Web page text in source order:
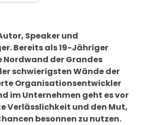
Speaker und
Bereits als 19-Jähriger
Nordwand der Grandes
schwierigsten Wände der
Organisationsentwickler
im Unternehmen geht es vor
Verlässlichkeit und den Mut,
besonnen zu nutzen.